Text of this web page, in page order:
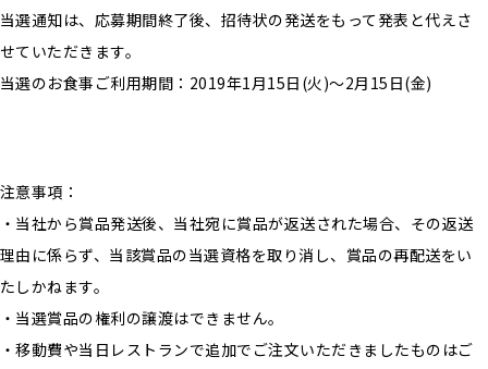
当選通知は、応募期間終了後、招待状の発送をもって発表と代えさ
せていただきます。
当選のお食事ご利用期間：2019年1月15日(火)〜2月15日(金)
注意事項：
・当社から賞品発送後、当社宛に賞品が返送された場合、その返送
理由に係らず、当該賞品の当選資格を取り消し、賞品の再配送をい
たしかねます。
・当選賞品の権利の譲渡はできません。
・移動費や当日レストランで追加でご注文いただきましたものはご